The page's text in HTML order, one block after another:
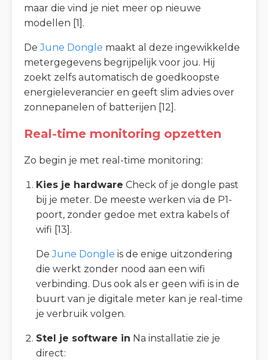
maar die vind je niet meer op nieuwe
modellen [1].
DeJune Dongle maakt al deze ingewikkelde
metergegevens begrijpelijk voor jou. Hij
zoekt zelfs automatisch de goedkoopste
energieleverancier en geeft slim advies over
zonnepanelen of batterijen [12].
Real-time monitoring opzetten
Zo begin je met real-time monitoring:
Kies je hardware Check of je dongle past
bij je meter. De meeste werken via de P1-
poort, zonder gedoe met extra kabels of
wifi [13].
DeJune Dongle is de enige uitzondering
die werkt zonder nood aan een wifi
verbinding. Dus ook als er geen wifi is in de
buurt van je digitale meter kan je real-time
je verbruik volgen.
Stel je software in Na installatie zie je
direct: